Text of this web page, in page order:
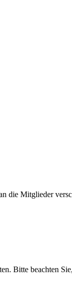
die Mitglieder
Bitte beachten